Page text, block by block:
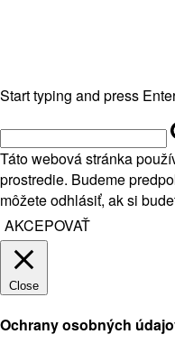
Start typing and press
Táto webová stránka
prostredie. Budeme
môžete odhlásiť, ak si
AKCEPOVAŤ
Close
Ochrany osobných